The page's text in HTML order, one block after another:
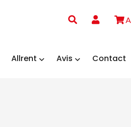
Allrent Avis Contact